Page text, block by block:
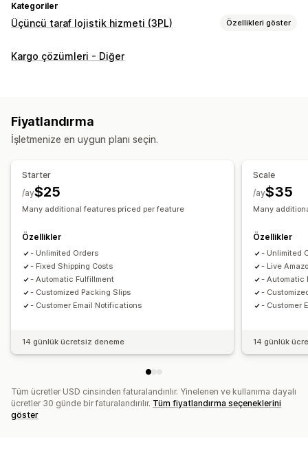
Kategoriler
Üçüncü taraf lojistik hizmeti (3PL) Özellikleri göster
Sipariş yönetimi
Müşteri bildirimleri
Otomatik senkronizasyon
Çoklu depo
SKU haritalama
Kargo çözümleri - Diğer
Fiyatlandırma
İşletmenize en uygun planı seçin.
Starter
$25
/ay
Many additional features priced per feature
Özellikler
- Unlimited Orders
- Fixed Shipping Costs
- Automatic Fulfillment
- Customized Packing Slips
- Customer Email Notifications
14 günlük ücretsiz deneme
Scale
$35
/ay
Many
Özellikler
- Unlimited
- Live
- Automatic
-
- Customer
14 günlük
Tüm ücretler USD cinsinden faturalandırılır. Yinelenen ve kullanıma dayalı
ücretler 30 günde bir faturalandırılır. Tüm fiyatlandırma seçeneklerini
göster